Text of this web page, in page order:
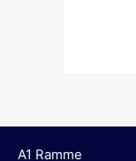
A1 Ramme